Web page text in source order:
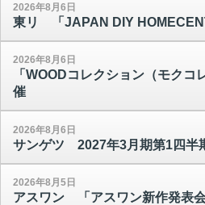
2026年8月6日
東リ 「JAPAN DIY
2026年8月6日
「WOODコレクション（モク
催
2026年8月6日
サンゲツ 2027年3月期第1四半
2026年8月5日
アスワン 「アスワン新作発表